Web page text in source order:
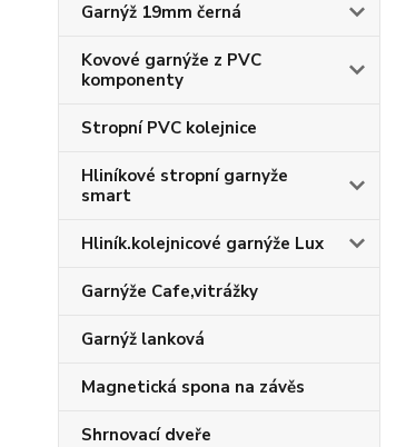
Garnýž 19mm černá
Kovové garnýže z PVC
komponenty
Stropní PVC kolejnice
Hliníkové stropní garnyže
smart
Hliník.kolejnicové garnýže Lux
Garnýže Cafe,vitrážky
Garnýž lanková
Magnetická spona na závěs
Shrnovací dveře